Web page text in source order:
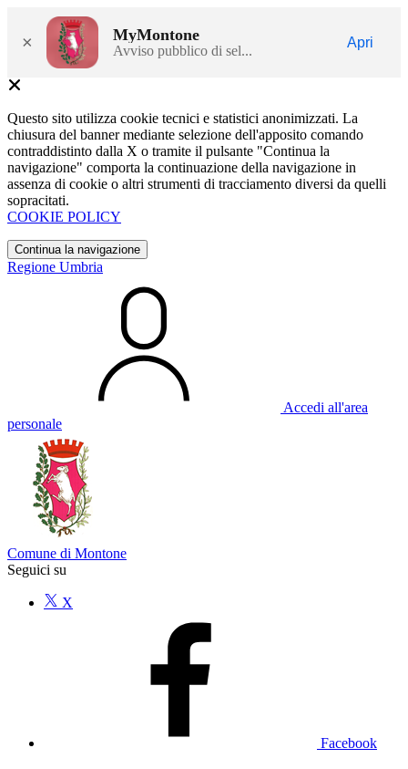
× MyMontone
Avviso pubblico di sel...
Apri
Questo sito utilizza cookie tecnici e statistici anonimizzati. La
chiusura del banner mediante selezione dell'apposito comando
contraddistinto dalla X o tramite il pulsante "Continua la
navigazione" comporta la continuazione della navigazione in
assenza di cookie o altri strumenti di tracciamento diversi da quelli
sopracitati.
COOKIE POLICY
Continua la navigazione
Regione Umbria
Accedi all'area
personale
Comune di Montone
Seguici su
X
Facebook